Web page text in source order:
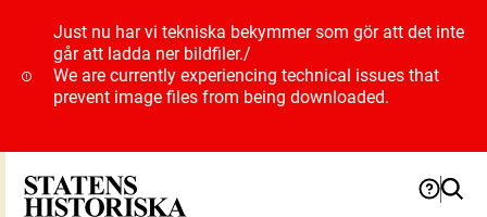
Just nu har vi tekniska bekymmer som gör att det inte
går att ladda ner bildfiler./
We are currently experiencing technical issues that
prevent image files from being downloaded.